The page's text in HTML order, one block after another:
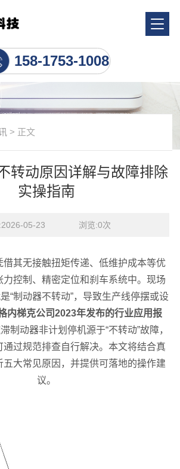
158-1753-1008
> 正文
转动原因详解与故障排除
实操指南
:2026-05-23    浏览:0次
借其无接触扭矩传递、低维护成本等优
力控制、精密定位和刹车系统中。现场
“制动器不转动”，导致生产线停摆或设
内梯克公司2023年发布的行业应用报
制动器非计划停机源于“不转动”故障，
通过规范排查自行解决。本文将结合真
五大常见原因，并提供可落地的操作建
议。